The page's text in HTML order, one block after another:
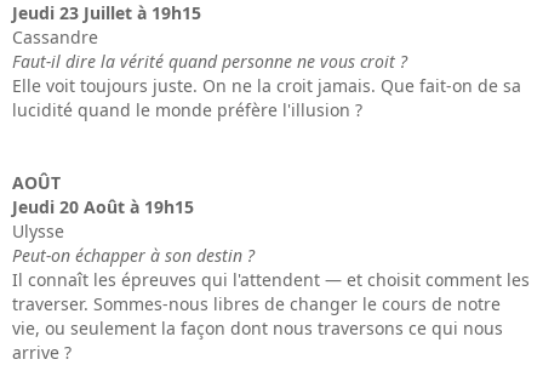
Jeudi 23 Juillet à 19h15
Cassandre
Faut-il dire la vérité quand personne ne vous croit ?
Elle voit toujours juste. On ne la croit jamais. Que fait-on de sa
lucidité quand le monde préfère l'illusion ?
AOÛT
Jeudi 20 Août à 19h15
Ulysse
Peut-on échapper à son destin ?
Il connaît les épreuves qui l'attendent — et choisit comment les
traverser. Sommes-nous libres de changer le cours de notre
vie, ou seulement la façon dont nous traversons ce qui nous
arrive ?